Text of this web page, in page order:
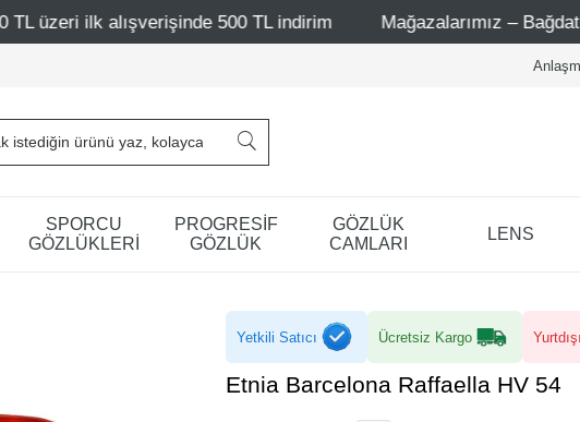
500 TL indirim Mağazalarımız – Bağdat Caddesi 1 -
SPORCU
GÖZLÜKLERİ
PROGRESİF
GÖZLÜK
GÖZLÜK
CAMLARI
LENS
Yetkili Satıcı Ücretsiz Kargo
Etnia Barcelona Raffaella HV 54